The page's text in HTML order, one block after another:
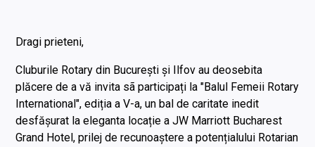
Dragi prieteni,
Cluburile Rotary din București și Ilfov au deosebita
plăcere de a vă invita sã participați la "Balul Femeii Rotary
International", ediția a V-a, un bal de caritate inedit
desfășurat la eleganta locație a JW Marriott Bucharest
Grand Hotel, prilej de recunoaștere a potențialului Rotarian